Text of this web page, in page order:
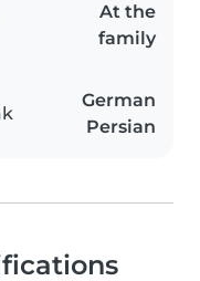
At the
family
German
Persian